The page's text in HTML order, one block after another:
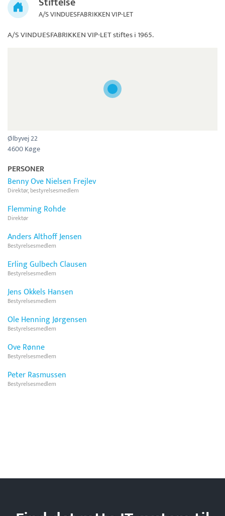
A/S VINDUESFABRIKKEN VIP-LET
A/S VINDUESFABRIKKEN VIP-LETstiftes i 1965.
Ølbyvej 22
4600 Køge
PERSONER
Benny Ove Nielsen Frejlev
Direktør, bestyrelsesmedlem
Flemming Rohde
Direktør
Anders Althoff Jensen
Bestyrelsesmedlem
Erling Gulbech Clausen
Bestyrelsesmedlem
Jens Okkels Hansen
Bestyrelsesmedlem
Ole Henning Jørgensen
Bestyrelsesmedlem
Ove Rønne
Bestyrelsesmedlem
Peter Rasmussen
Bestyrelsesmedlem